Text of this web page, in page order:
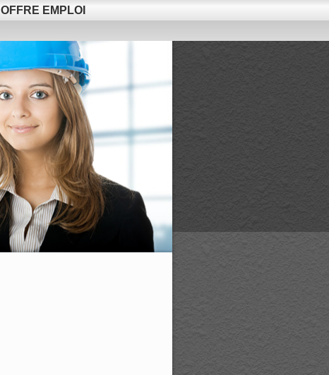
OFFRE EMPLOI